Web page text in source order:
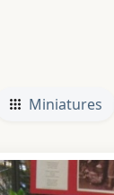
Miniatures